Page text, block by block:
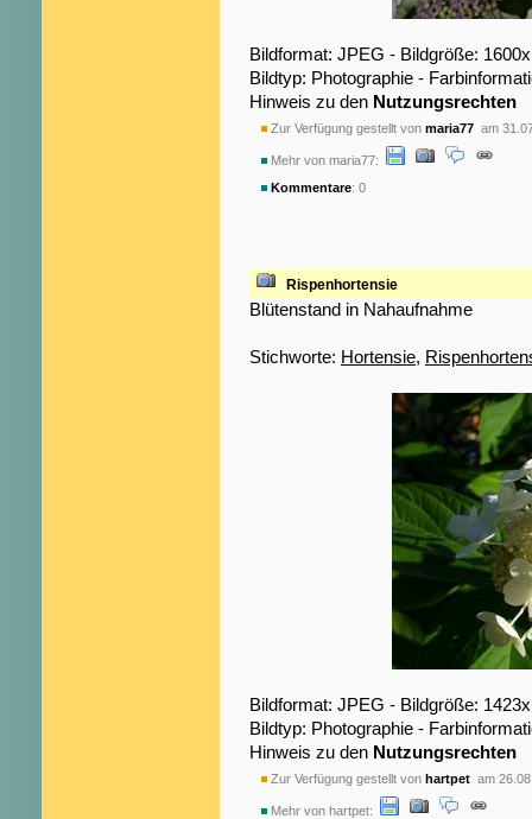
Bildformat: JPEG - Bildgröße:
Bildtyp: Photographie -
Hinweis zu den Nutzungsrechten
Zur Verfügung gestellt von maria77 am
Mehr von maria77:
Kommentare: 0
Rispenhortensie
Blütenstand in Nahaufnahme
Stichworte: Hortensie,
Bildformat: JPEG - Bildgröße:
Bildtyp: Photographie -
Hinweis zu den Nutzungsrechten
Zur Verfügung gestellt von hartpet am
Mehr von hartpet: